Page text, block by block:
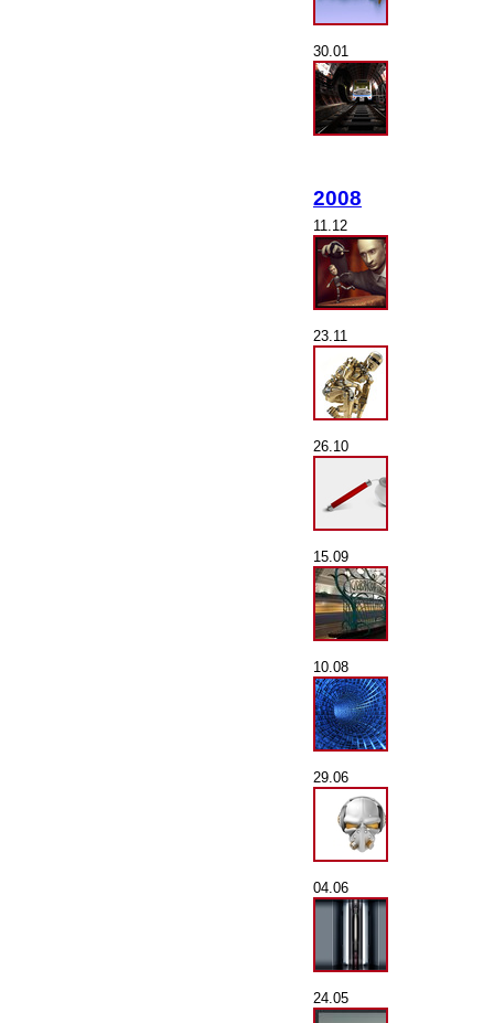
30.01
2008
11.12
23.11
26.10
15.09
10.08
29.06
04.06
24.05